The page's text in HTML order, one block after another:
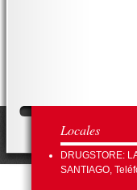
Locales
DRUGSTORE:
SANTIAGO,